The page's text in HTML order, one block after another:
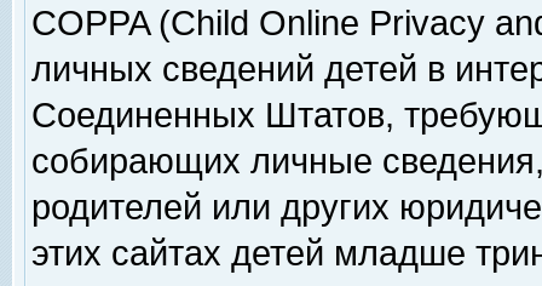
COPPA (Child Online Privacy
личных сведений детей в
Соединенных Штатов,
собирающих личные
родителей или других
этих сайтах детей младше